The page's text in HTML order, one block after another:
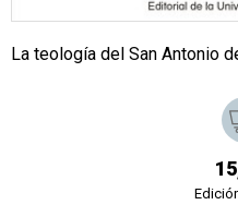
La teología del San Antonio